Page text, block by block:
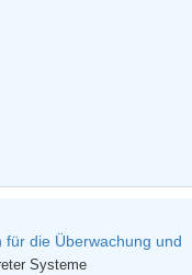
die Überwachung und
Systeme